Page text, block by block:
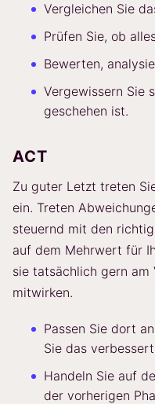
Vergleichen Sie
Prüfen Sie, ob
Bewerten,
Vergewissern Sie
geschehen ist.
ACT
Zu guter Letzt treten
ein. Treten
steuernd mit den
auf dem Mehrwert für
sie tatsächlich gern am
mitwirken.
Passen Sie dort
Sie das
Handeln Sie auf
der vorherigen